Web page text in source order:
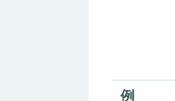
例